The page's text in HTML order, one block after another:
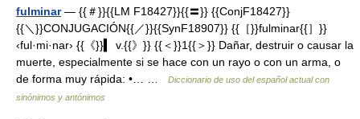
fulminar— {{＃}}{{LM F18427}}{{〓}} {{ConjF18427}}
{{＼}}CONJUGACIÓN{{／}}{{SynF18907}} {{［}}fulminar{{］}}
‹ful·mi·nar› {{《}}▍ v.{{》}} {{＜}}1{{＞}} Dañar, destruir o causar la
muerte, especialmente si se hace con un rayo o con un arma, o
de forma muy rápida: •… …
Diccionario de uso del español actual con
sinónimos y antónimos